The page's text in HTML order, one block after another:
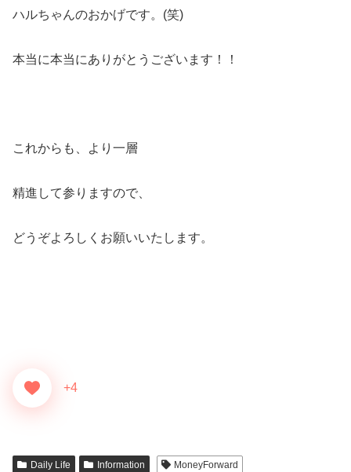
ハルちゃんのおかげです。(笑)
本当に本当にありがとうございます！！
これからも、より一層
精進して参りますので、
どうぞよろしくお願いいたします。
+4
Daily Life Information
MoneyForward